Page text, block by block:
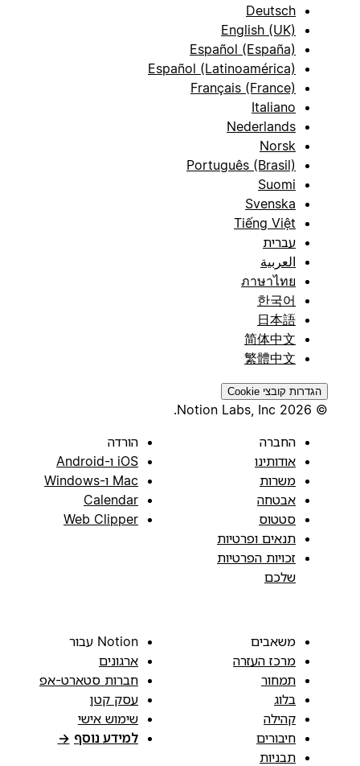
Deutsch
English (UK)
Español (España)
Español (Latinoamérica)
Français (France)
Italiano
Nederlands
Norsk
Português (Brasil)
Suomi
Svenska
Tiếng Việt
עברית
العربية
ภาษาไทย
한국어
日本語
简体中文
繁體中文
הגדרות קובצי Cookie
החברה
אודותינו
משרות
אבטחה
סטטוס
תנאים ופרטיות
זכויות הפרטיות
שלכם
הורדה
iOS ו-Android
Mac ו-Windows
Calendar
Web Clipper
משאבים
מרכז העזרה
תמחור
בלוג
קהילה
חיבורים
תבניות
Notion עבור
ארגונים
חברות סטארט-אפ
עסק קטן
שימוש אישי
למידע נוסף →